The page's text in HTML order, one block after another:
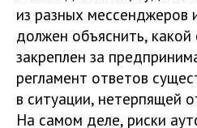
из разных мессенджеров
должен объяснить,
закреплен за
регламент ответов
в ситуации, нетерпящей
На самом деле, риски